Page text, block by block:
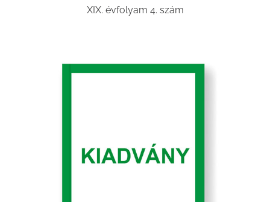
XIX. évfolyam 4. szám